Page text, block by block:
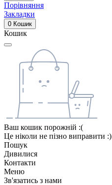
Порівняння
Закладки
0 Кошик
Кошик
Ваш кошик порожній :(
Це ніколи не пізно виправити :)
Пошук
Дивилися
Контакти
Меню
Зв'язатись з нами